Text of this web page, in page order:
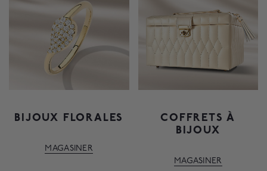
BIJOUX FLORALES
MAGASINER
COFFRETS À
BIJOUX
MAGASINER